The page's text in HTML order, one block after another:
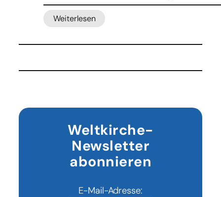
Weiterlesen
:
in
internationalen
Weltkirche-
Newsletter
abonnieren
E-Mail-Adresse: